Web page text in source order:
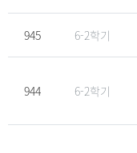
945 6-2학기
944 6-2학기